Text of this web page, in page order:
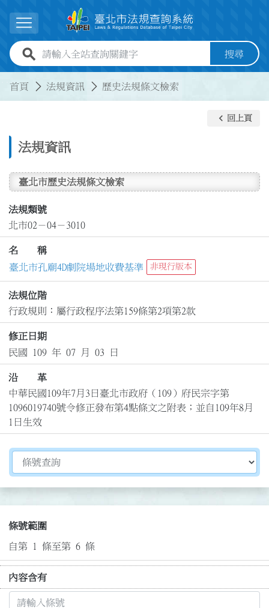
展開選單
全站查詢關鍵字欄位 搜尋
首頁 法規資訊 歷史法規條文檢索
法規資訊
keyboard_arrow_left 回上頁
臺北市歷史法規條文檢索
法規類號
北市02－04－3010
名 稱
臺北市孔廟4D劇院場地收費基準
非現行版本
法規位階
行政規則：屬行政程序法第159條第2項第2款
修正日期
民國 109 年 07 月 03 日
沿 革
中華民國109年7月3日臺北市政府（109）府民宗字第
1096019740號令修正發布第4點條文之附表；並自109年8月
1日生效
切換選擇法規資訊內容
條號範圍
自第 1 條至第 6 條
內容含有